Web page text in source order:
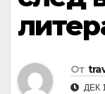
От
ДЕК